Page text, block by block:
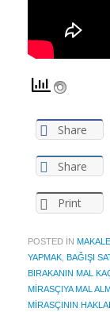
Share
Share
Print
POSTED IN
YAPMAK BAĞIŞI
BIRAKANIN MAL
MIRASÇIYA MAL
MIRASÇININ